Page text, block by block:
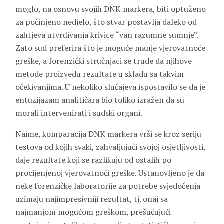
moglo, na osnovu svojih DNK markera, biti optuženo
za počinjeno nedjelo, što stvar postavlja daleko od
zahtjeva utvrđivanja krivice “van razumne sumnje”.
Zato sud preferira što je moguće manje vjerovatnoće
greške, a forenzički stručnjaci se trude da njihove
metode proizvedu rezultate u skladu sa takvim
očekivanjima. U nekoliko slučajeva ispostavilo se da je
entuzijazam analitičara bio toliko izražen da su
morali intervenirati i sudski organi.
Naime, komparacija DNK markera vrši se kroz seriju
testova od kojih svaki, zahvaljujući svojoj osjetljivosti,
daje rezultate koji se razlikuju od ostalih po
procijenjenoj vjerovatnoći greške. Ustanovljeno je da
neke forenzičke laboratorije za potrebe svjedočenja
uzimaju najimpresivniji rezultat, tj. onaj sa
najmanjom mogućom greškom, prešućujući